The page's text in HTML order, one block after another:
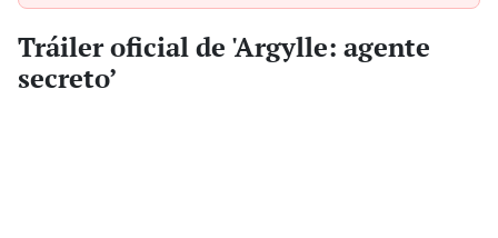
Tráiler oficial de 'Argylle: agente
secreto’